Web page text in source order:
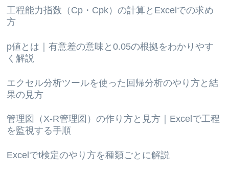
工程能力指数（Cp・Cpk）の計算とExcelでの求め
方
p値とは｜有意差の意味と0.05の根拠をわかりやす
く解説
エクセル分析ツールを使った回帰分析のやり方と結
果の見方
管理図（X-R管理図）の作り方と見方｜Excelで工程
を監視する手順
Excelでt検定のやり方を種類ごとに解説